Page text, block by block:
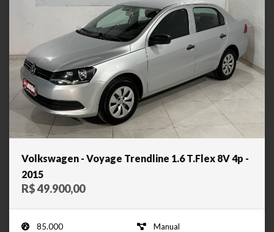
Volkswagen - Voyage Trendline 1.6 T.Flex 8V 4p -
2015
R$ 49.900,00
85.000
Manual